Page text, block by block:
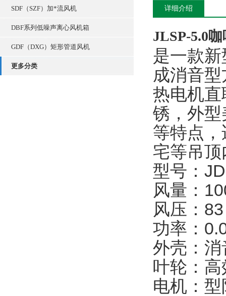
SDF（SZF）加*流风机
DBF系列低噪声离心风机箱
GDF（DXG）矩形管道风机
更多分类
详细介绍
JLSP-5.0
是一款
成消音
热电机
锈，外
等特点
宅等吊
型号：
风量：
风压：
功率：
外壳：
叶轮：
电机：